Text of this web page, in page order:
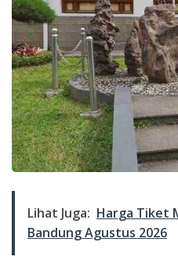
Lihat Juga: Harga Tiket
Bandung Agustus 2026